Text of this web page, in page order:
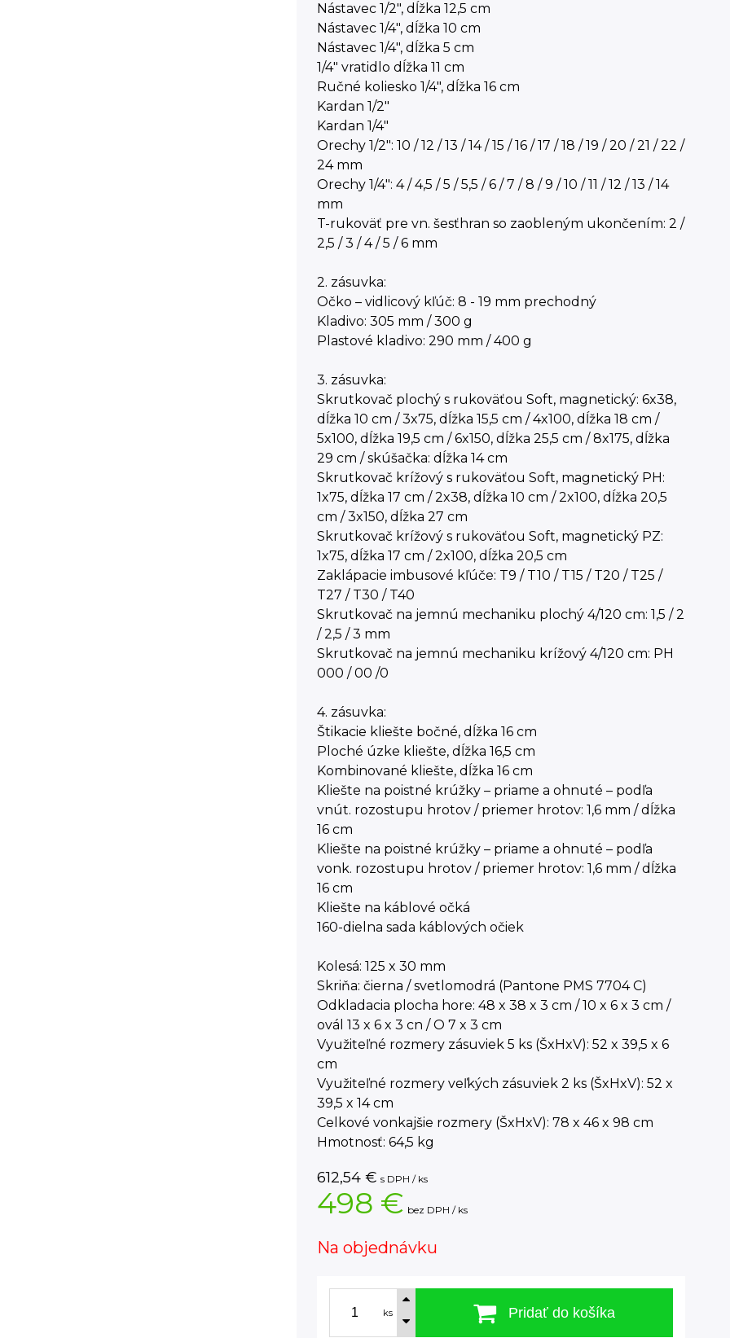
Nástavec 1/2", dĺžka 12,5 cm
Nástavec 1/4", dĺžka 10 cm
Nástavec 1/4", dĺžka 5 cm
1/4" vratidlo dĺžka 11 cm
Ručné koliesko 1/4", dĺžka 16 cm
Kardan 1/2"
Kardan 1/4"
Orechy 1/2": 10 / 12 / 13 / 14 / 15 / 16 / 17 / 18 / 19 / 20 / 21 / 22 /
24 mm
Orechy 1/4": 4 / 4,5 / 5 / 5,5 / 6 / 7 / 8 / 9 / 10 / 11 / 12 / 13 / 14
mm
T-rukoväť pre vn. šesťhran so zaobleným ukončením: 2 /
2,5 / 3 / 4 / 5 / 6 mm
2. zásuvka:
Očko – vidlicový kľúč: 8 - 19 mm prechodný
Kladivo: 305 mm / 300 g
Plastové kladivo: 290 mm / 400 g
3. zásuvka:
Skrutkovač plochý s rukoväťou Soft, magnetický: 6x38,
dĺžka 10 cm / 3x75, dĺžka 15,5 cm / 4x100, dĺžka 18 cm /
5x100, dĺžka 19,5 cm / 6x150, dĺžka 25,5 cm / 8x175, dĺžka
29 cm / skúšačka: dĺžka 14 cm
Skrutkovač krížový s rukoväťou Soft, magnetický PH:
1x75, dĺžka 17 cm / 2x38, dĺžka 10 cm / 2x100, dĺžka 20,5
cm / 3x150, dĺžka 27 cm
Skrutkovač krížový s rukoväťou Soft, magnetický PZ:
1x75, dĺžka 17 cm / 2x100, dĺžka 20,5 cm
Zaklápacie imbusové kľúče: T9 / T10 / T15 / T20 / T25 /
T27 / T30 / T40
Skrutkovač na jemnú mechaniku plochý 4/120 cm: 1,5 / 2
/ 2,5 / 3 mm
Skrutkovač na jemnú mechaniku krížový 4/120 cm: PH
000 / 00 /0
4. zásuvka:
Štikacie kliešte bočné, dĺžka 16 cm
Ploché úzke kliešte, dĺžka 16,5 cm
Kombinované kliešte, dĺžka 16 cm
Kliešte na poistné krúžky – priame a ohnuté – podľa
vnút. rozostupu hrotov / priemer hrotov: 1,6 mm / dĺžka
16 cm
Kliešte na poistné krúžky – priame a ohnuté – podľa
vonk. rozostupu hrotov / priemer hrotov: 1,6 mm / dĺžka
16 cm
Kliešte na káblové očká
160-dielna sada káblových očiek
Kolesá: 125 x 30 mm
Skriňa: čierna / svetlomodrá (Pantone PMS 7704 C)
Odkladacia plocha hore: 48 x 38 x 3 cm / 10 x 6 x 3 cm /
ovál 13 x 6 x 3 cn / O 7 x 3 cm
Využiteľné rozmery zásuviek 5 ks (ŠxHxV): 52 x 39,5 x 6
cm
Využiteľné rozmery veľkých zásuviek 2 ks (ŠxHxV): 52 x
39,5 x 14 cm
Celkové vonkajšie rozmery (ŠxHxV): 78 x 46 x 98 cm
Hmotnosť: 64,5 kg
612,54 € s DPH / ks
498 € bez DPH / ks
Na objednávku
ks Pridať do košíka